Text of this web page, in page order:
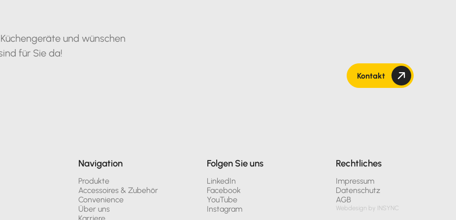
und wünschen
für Sie da!
Kontakt
Navigation
Produkte
Accessoires & Zubehör
Convenience
Über uns
Folgen Sie uns
LinkedIn
Facebook
YouTube
Instagram
Rechtliches
Impressum
Datenschutz
AGB
Webdesign by INSYNC